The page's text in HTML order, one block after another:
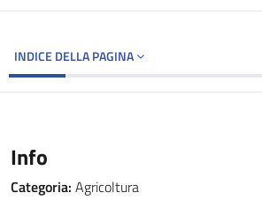
INDICE DELLA PAGINA
Info
Categoria: Agricoltura